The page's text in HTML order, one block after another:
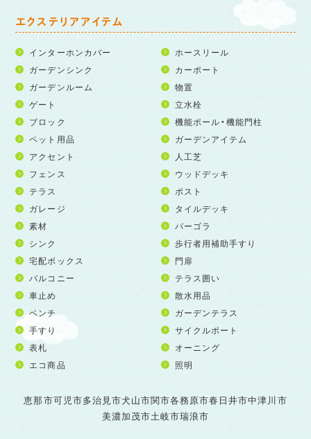
エクステリアアイテム
インターホンカバー
ホースリール
ガーデンシンク
カーポート
ガーデンルーム
物置
ゲート
立水栓
ブロック
機能ポール・機能門柱
ペット用品
ガーデンアイテム
アクセント
人工芝
フェンス
ウッドデッキ
テラス
ポスト
ガレージ
タイルデッキ
素材
パーゴラ
シンク
歩行者用補助手すり
宅配ボックス
門扉
バルコニー
テラス囲い
車止め
散水用品
ベンチ
ガーデンテラス
手すり
サイクルポート
表札
オーニング
エコ商品
照明
恵那市可児市多治見市犬山市関市各務原市春日井市中津川市
美濃加茂市土岐市瑞浪市